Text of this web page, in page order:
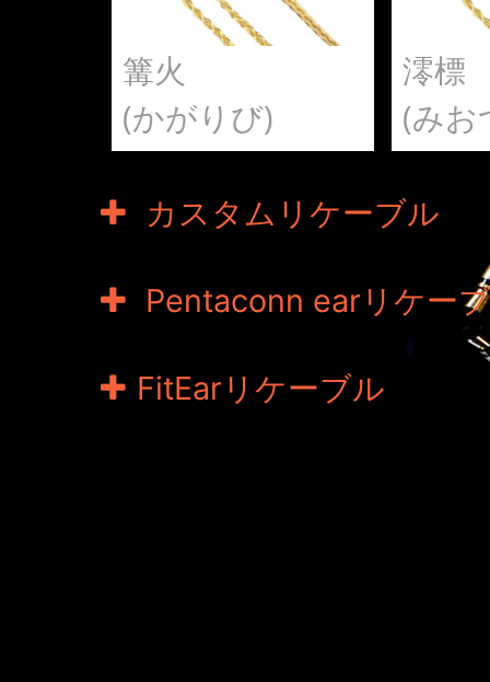
篝火
(かがりび)
澪標
(みお
カスタムリケーブル
Pentaconn earリケー
FitEarリケーブル